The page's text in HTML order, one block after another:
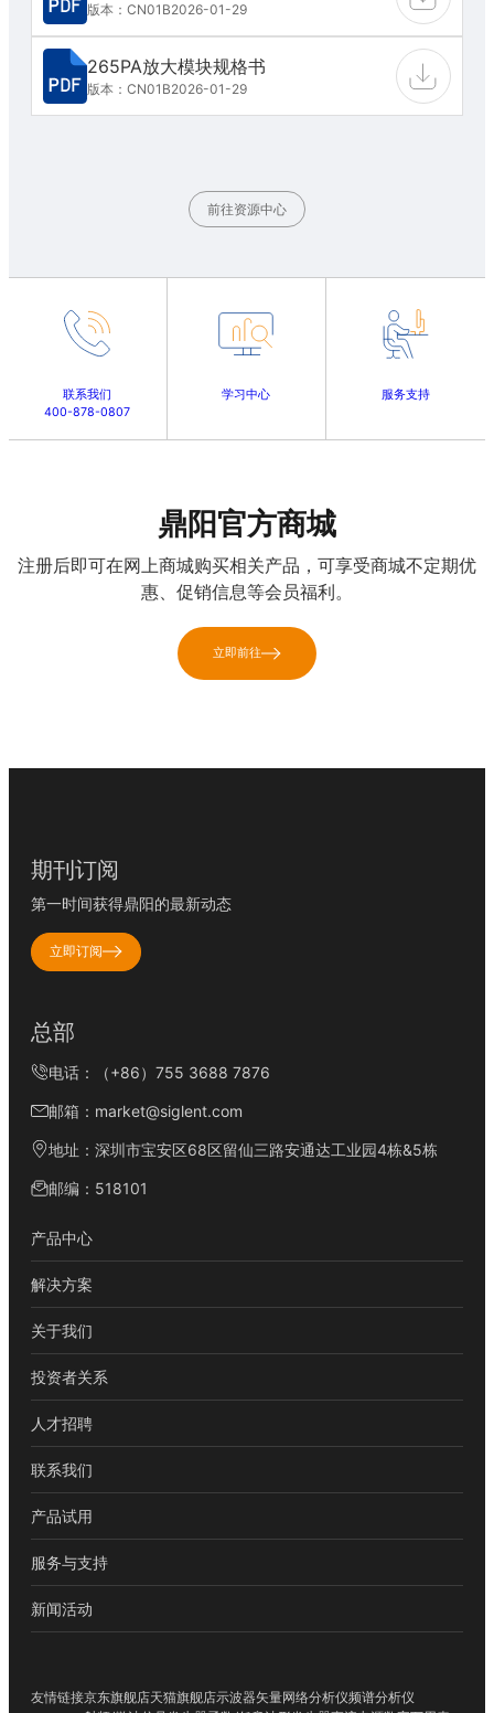
版本：CN01B2026-01-29
265PA放大模块规格书
版本：CN01B2026-01-29
前往资源中心
联系我们
400-878-0807
学习中心 服务支持
鼎阳官方商城
注册后即可在网上商城购买相关产品，可享受商城不定期优
惠、促销信息等会员福利。
立即前往
期刊订阅
第一时间获得鼎阳的最新动态
立即订阅
总部
电话：（+86）755 3688 7876
邮箱：market@siglent.com
地址：深圳市宝安区68区留仙三路安通达工业园4栋&5栋
邮编：518101
产品中心
解决方案
关于我们
投资者关系
人才招聘
联系我们
产品试用
服务与支持
新闻活动
友情链接京东旗舰店天猫旗舰店示波器矢量网络分析仪频谱分析仪